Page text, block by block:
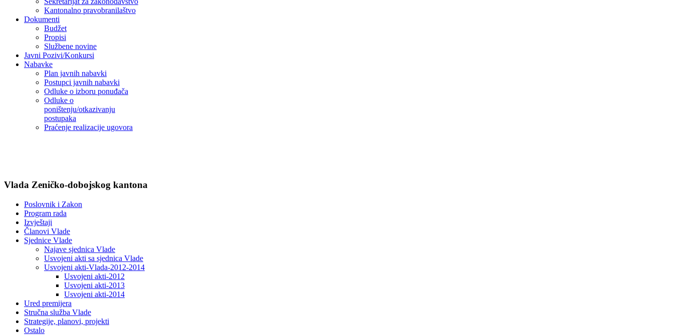
Kantonalno pravobranilaštvo
Dokumenti
Budžet
Propisi
Službene novine
Javni Pozivi/Konkursi
Nabavke
Plan javnih nabavki
Postupci javnih nabavki
Odluke o izboru ponuđača
Odluke o
poništenju/otkazivanju
postupaka
Praćenje realizacije ugovora
Vlada Zeničko-dobojskog kantona
Poslovnik i Zakon
Program rada
Izvještaji
Članovi Vlade
Sjednice Vlade
Najave sjednica Vlade
Usvojeni akti sa sjednica Vlade
Usvojeni akti-Vlada-2012-2014
Usvojeni akti-2012
Usvojeni akti-2013
Usvojeni akti-2014
Ured premijera
Stručna služba Vlade
Strategije, planovi, projekti
Ostalo